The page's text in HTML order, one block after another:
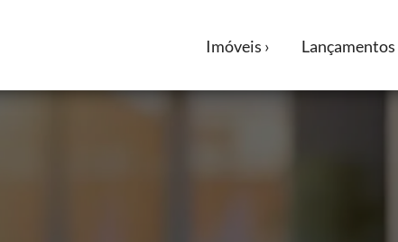
Imóveis › Lançamentos